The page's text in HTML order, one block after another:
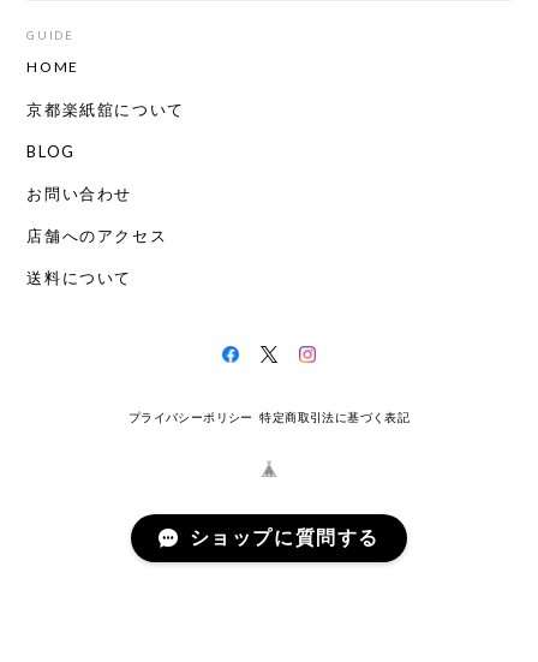
GUIDE
HOME
京都楽紙舘について
BLOG
お問い合わせ
店舗へのアクセス
送料について
プライバシーポリシー 特定商取引法に基づく表記
ショップに質問する